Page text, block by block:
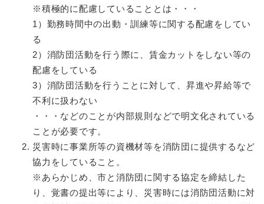
※積極的に配慮していることとは・・・
1）勤務時間中の出動・訓練等に関する配慮をしてい
る
2）消防団活動を行う際に、賃金カットをしない等の
配慮をしている
3）消防団活動を行うことに対して、昇進や昇給等で
不利に扱わない
・・・などのことが内部規則などで明文化されている
ことが必要です。
災害時に事業所等の資機材等を消防団に提供するなど
協力をしていること。
※あらかじめ、市と消防団に関する協定を締結した
り、覚書の提出等により、災害時には消防団活動に対